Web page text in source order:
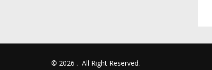
© 2026 . All Right Reserved.